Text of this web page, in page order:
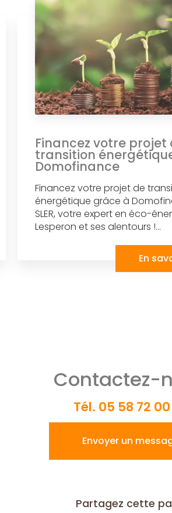
Financez votre projet
transition
Domofinance
Financez votre projet de
énergétique grâce à
SLER, votre expert en éco-
Lesperon et ses alentours !...
En
Contactez-
Tél. 05 58 72
Envoyer un
Partagez cette